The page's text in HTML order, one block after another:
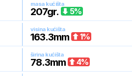
masa kućišta
207gr. 5%
visina kućišta
163.3mm 1%
širina kućišta
78.3mm 4%